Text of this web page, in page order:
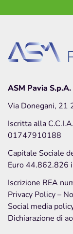
ASM Pavia S.p.A.
Via Donegani, 21
Iscritta alla
01747910188
Capitale Sociale
Euro 44.862.826
Iscrizione REA
Privacy Policy–
Social media
Dichiarazione di